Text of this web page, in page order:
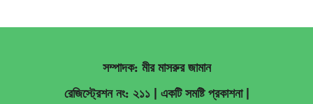
সম্পাদক: মীর মাসরুর জামান
রেজিস্ট্রেশন নং: ২১১ | একটি সমষ্টি প্রকাশনা